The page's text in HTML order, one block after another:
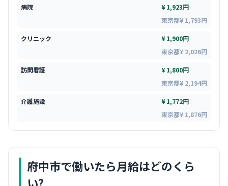
病院
¥ 1,923円
東京都¥ 1,793円
クリニック
¥ 1,900円
東京都¥ 2,026円
訪問看護
¥ 1,800円
東京都¥ 2,194円
介護施設
¥ 1,772円
東京都¥ 1,876円
府中市で働いたら月給はどのくら
い?